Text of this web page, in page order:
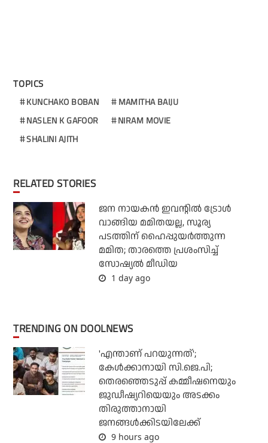
TOPICS
KUNCHAKO BOBAN
MAMITHA BAIJU
NASLEN K GAFOOR
NIRAM MOVIE
SHALINI AJITH
RELATED STORIES
ജന നായകന്‍ ഇവന്റില്‍ ട്രോള്‍
വാങ്ങിയ മമിതയല്ല, സൂര്യ
പടത്തിന് ഹൈപ്പുയര്‍ത്തുന്ന
മമിത; താരത്തെ പ്രശംസിച്ച്
സോഷ്യല്‍ മീഡിയ
1 day ago
TRENDING ON DOOLNEWS
'എന്താണ് പറയുന്നത്';
കേള്‍ക്കാനായി സി.ജെ.പി;
തെരഞ്ഞെടുപ്പ് കമ്മീഷനെയും
ജുഡീഷ്യറിയെയും അടക്കം
തിരുത്താനായി
ജനങ്ങള്‍ക്കിടയിലേക്ക്
9 hours ago